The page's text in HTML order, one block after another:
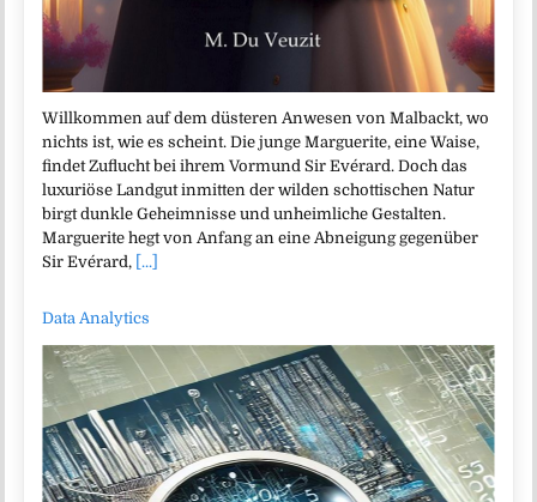
Willkommen auf dem düsteren Anwesen von Malbackt, wo
nichts ist, wie es scheint. Die junge Marguerite, eine Waise,
findet Zuflucht bei ihrem Vormund Sir Evérard. Doch das
luxuriöse Landgut inmitten der wilden schottischen Natur
birgt dunkle Geheimnisse und unheimliche Gestalten.
Marguerite hegt von Anfang an eine Abneigung gegenüber
Sir Evérard, [...]
Data Analytics